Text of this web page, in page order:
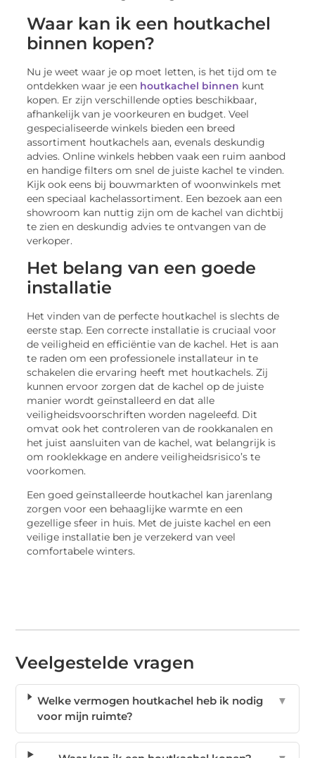
Waar kan ik een houtkachel
binnen kopen?
Nu je weet waar je op moet letten, is het tijd om te
ontdekken waar je een houtkachel binnen kunt
kopen. Er zijn verschillende opties beschikbaar,
afhankelijk van je voorkeuren en budget. Veel
gespecialiseerde winkels bieden een breed
assortiment houtkachels aan, evenals deskundig
advies. Online winkels hebben vaak een ruim aanbod
en handige filters om snel de juiste kachel te vinden.
Kijk ook eens bij bouwmarkten of woonwinkels met
een speciaal kachelassortiment. Een bezoek aan een
showroom kan nuttig zijn om de kachel van dichtbij
te zien en deskundig advies te ontvangen van de
verkoper.
Het belang van een goede
installatie
Het vinden van de perfecte houtkachel is slechts de
eerste stap. Een correcte installatie is cruciaal voor
de veiligheid en efficiëntie van de kachel. Het is aan
te raden om een professionele installateur in te
schakelen die ervaring heeft met houtkachels. Zij
kunnen ervoor zorgen dat de kachel op de juiste
manier wordt geïnstalleerd en dat alle
veiligheidsvoorschriften worden nageleefd. Dit
omvat ook het controleren van de rookkanalen en
het juist aansluiten van de kachel, wat belangrijk is
om rooklekkage en andere veiligheidsrisico’s te
voorkomen.
Een goed geïnstalleerde houtkachel kan jarenlang
zorgen voor een behaaglijke warmte en een
gezellige sfeer in huis. Met de juiste kachel en een
veilige installatie ben je verzekerd van veel
comfortabele winters.
Veelgestelde vragen
Welke vermogen houtkachel heb ik nodig
voor mijn ruimte?
▼